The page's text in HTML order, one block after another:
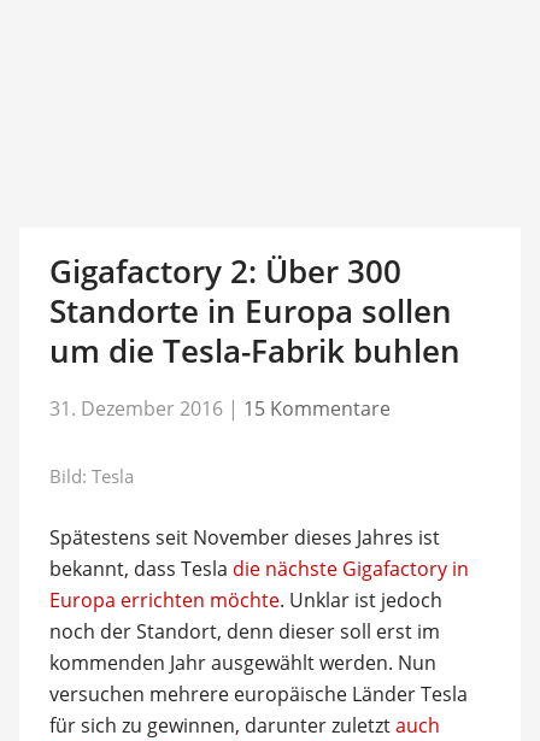
Gigafactory 2: Über 300
Standorte in Europa sollen
um die Tesla-Fabrik buhlen
31. Dezember 2016 | 15 Kommentare
Bild: Tesla
Spätestens seit November dieses Jahres ist
bekannt, dass Tesla die nächste Gigafactory in
Europa errichten möchte. Unklar ist jedoch
noch der Standort, denn dieser soll erst im
kommenden Jahr ausgewählt werden. Nun
versuchen mehrere europäische Länder Tesla
für sich zu gewinnen, darunter zuletztauch